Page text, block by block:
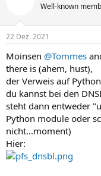
e
:
Well-known
22 Dez. 2021
Moinsen @Tommes
there is (ahem, hust),
der Verweis auf
du kannst bei den
steht dann entweder
Python module oder
nicht...moment)
Hier: